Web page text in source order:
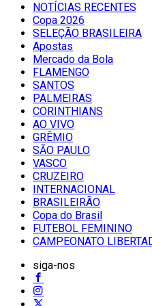
NOTÍCIAS RECENTES
Copa 2026
SELEÇÃO BRASILEIRA
Apostas
Mercado da Bola
FLAMENGO
SANTOS
PALMEIRAS
CORINTHIANS
AO VIVO
GRÊMIO
SĀO PAULO
VASCO
CRUZEIRO
INTERNACIONAL
BRASILEIRÃO
Copa do Brasil
FUTEBOL FEMININO
CAMPEONATO
siga-nos